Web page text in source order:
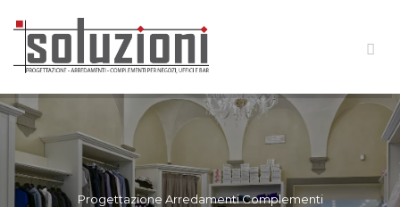
SOLUZIONI ARREDAMENTI